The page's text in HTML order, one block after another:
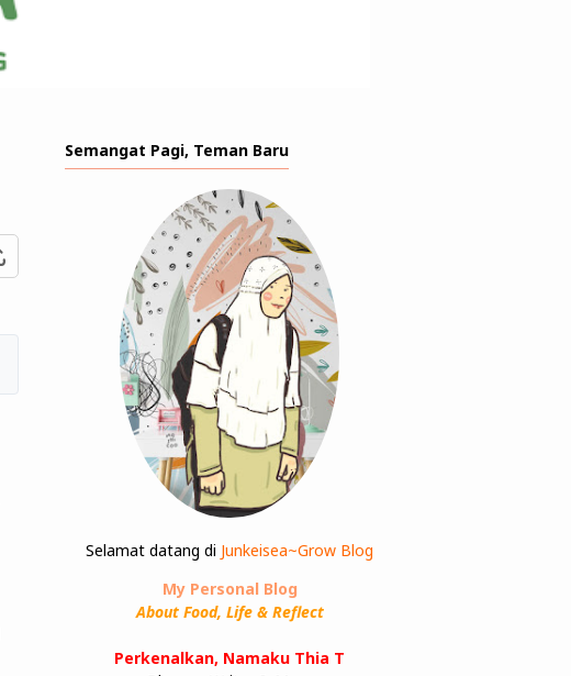
Semangat Pagi, Teman Baru
Selamat datang di Junkeisea~Grow Blog
My Personal Blog
About Food, Life & Reflect
Perkenalkan, Namaku Thia T